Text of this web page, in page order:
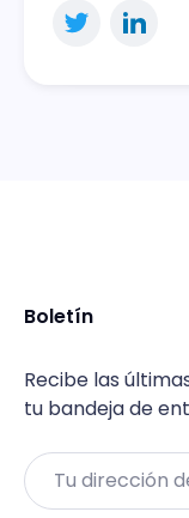
Boletín
Recibe las
tu bandeja de
Email